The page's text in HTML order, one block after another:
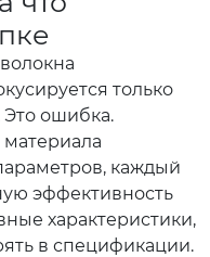
только
Это ошибка.
каждый
эффективность
характеристики,
в спецификации.